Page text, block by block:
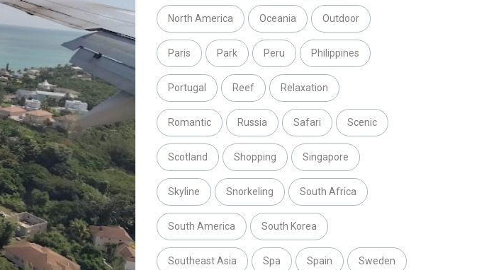
North America Oceania Outdoor
Paris Park Peru Philippines
Portugal Reef Relaxation
Romantic Russia Safari Scenic
Scotland Shopping Singapore
Skyline Snorkeling South Africa
South America South Korea
Southeast Asia Spa Spain Sweden